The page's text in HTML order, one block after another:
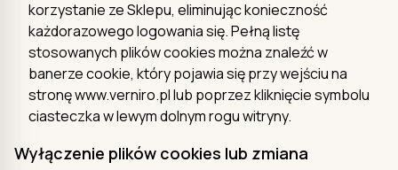
korzystanie ze Sklepu, eliminując konieczność
każdorazowego logowania się. Pełną listę
stosowanych plików cookies można znaleźć w
banerze cookie, który pojawia się przy wejściu na
stronę www.verniro.pl lub poprzez kliknięcie symbolu
ciasteczka w lewym dolnym rogu witryny.
Wyłączenie plików cookies lub zmiana